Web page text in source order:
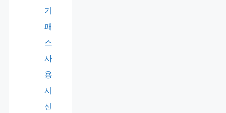
기
패
스
사
용
시
신